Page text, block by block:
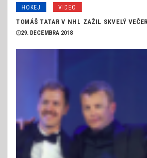
HOKEJ VIDEO
TOMÁŠ TATAR V NHL ZAŽIL SKVELÝ
29. DECEMBRA 2018